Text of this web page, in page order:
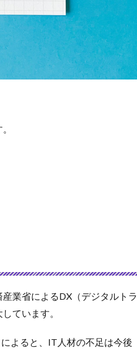
業省によるDX（デジタルトラ
ています。
によると、IT人材の不足は今後